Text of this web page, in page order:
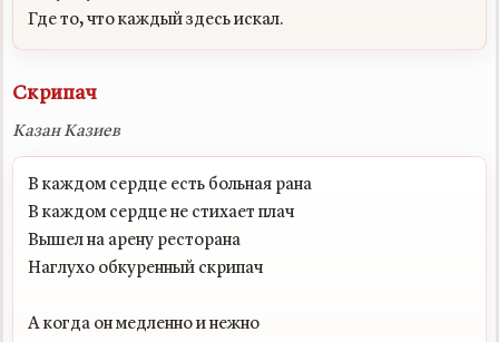
Скрипач
Казан Казиев
В каждом сердце есть больная рана
В каждом сердце не стихает плач
Вышел на арену ресторана
Наглухо обкуренный скрипач
А когда он медленно и нежно